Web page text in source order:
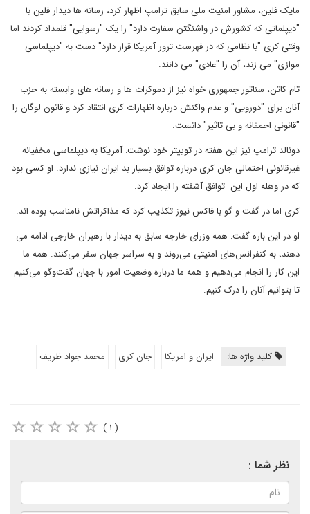
مایک فلین، مشاور امنیت ملی سابق ترامپ اظهار کرد، رسانه ها دیدار فلین با
"دیپلماتی که کشورش در واشنگتن سفارت دارد" را یک "رسوایی" قلمداد کردند اما
وقتی کری "با نظامی که در فهرست ترور آمریکا قرار دارد" دست به "دیپلماسی
موازی" می زند، آن را "عادی" می دانند.
تام کاتن، سناتور جمهوری خواه نیز از دموکرات ها و رسانه های وابسته به حزب
آنان برای "دورویی" و عدم واکنش درباره اظهارات کری انتقاد کرد و قانون لوگان را
"قانونی احمقانه و بی تاثیر" دانست.
دونالد ترامپ نیز این هفته در توییتر خود نوشت: آمریکا به دیپلماسی مخفیانه
غیرقانونی احتمالی جان کری درباره توافق بسیار بد ایران نیازی ندارد. او کسی بود
که در وهله اول این توافق آشفته را ایجاد کرد.
کری اما در گفت و گو با فاکس نیوز تکذیب کرد که مذاکراتش نامناسب بوده اند.
او در این باره گفت: همه وزرای خارجه سابق به دیدار با رهبران خارجی ادامه می
دهند، به کنفرانس‌های امنیتی می‌روند و به سراسر جهان سفر می‌کنند. همه ما
این کار را انجام می‌دهیم و همه ما درباره وضعیت امور با جهان گفت‌وگو می‌کنیم
تا بتوانیم آنان را درک کنیم.
کلید واژه ها: ایران و امریکا جان کری محمد جواد ظریف
( ۱ )
نظر شما :